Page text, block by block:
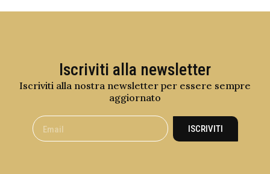
Iscriviti alla newsletter
Iscriviti alla nostra newsletter per essere sempre
aggiornato
ISCRIVITI